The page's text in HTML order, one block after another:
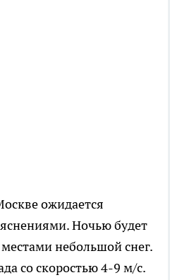
ожидается
Ночью будет
небольшой снег.
со скоростью 4-9 м/с.